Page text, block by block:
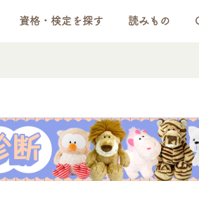
資格・検定を探す 読みもの